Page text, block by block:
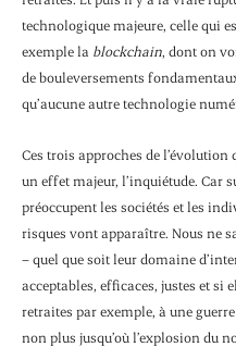
technologique majeure, celle qui
exemple la blockchain, dont on
de bouleversements
qu’aucune autre technologie
Ces trois approches de
un effet majeur, l’inquiétude. Car
préoccupent les sociétés et les
risques vont apparaître. Nous ne
– quel que soit leur domaine
acceptables, efficaces, justes et si
retraites par exemple, à une
non plus jusqu’où l’explosion du